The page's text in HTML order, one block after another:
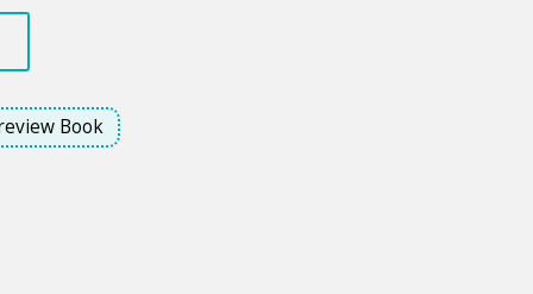
Book